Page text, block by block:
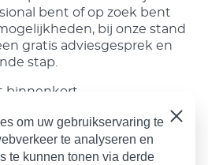
bent of op zoek bent
bij onze stand
gratis adviesgesprek en
stap.
binnenkort.
om uw gebruikservaring te
te analyseren en
te kunnen tonen via derde
Sluiten